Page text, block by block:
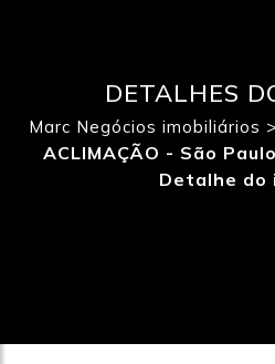
DETALHES
Marc Negócios imobiliários >
ACLIMAÇÃO - São
Detalhe do